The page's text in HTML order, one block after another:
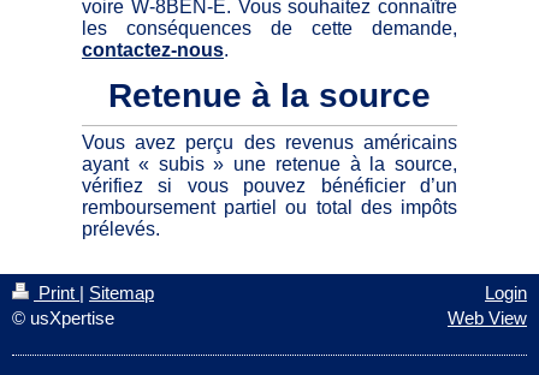
voire W-8BEN-E. Vous souhaitez connaître
les conséquences de cette demande,
contactez-nous.
Retenue à la source
Vous avez perçu des revenus américains
ayant « subis » une retenue à la source,
vérifiez si vous pouvez bénéficier d’un
remboursement partiel ou total des impôts
prélevés.
Print
Sitemap
© usXpertise
Login
Web View